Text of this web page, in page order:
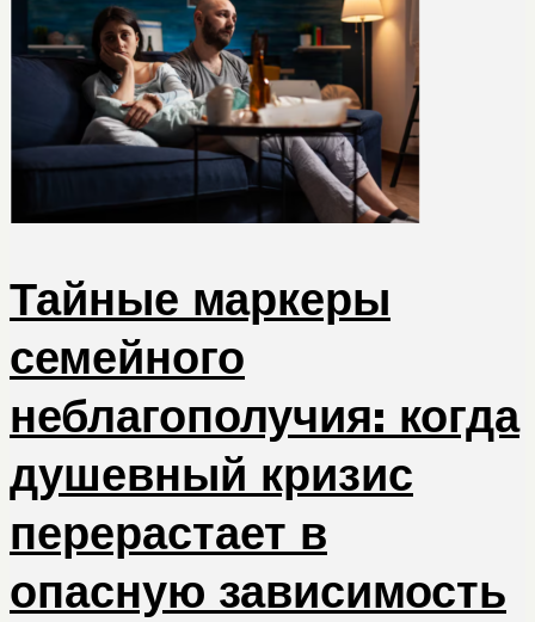
Тайные маркеры
семейного
неблагополучия: когда
душевный кризис
перерастает в
опасную зависимость